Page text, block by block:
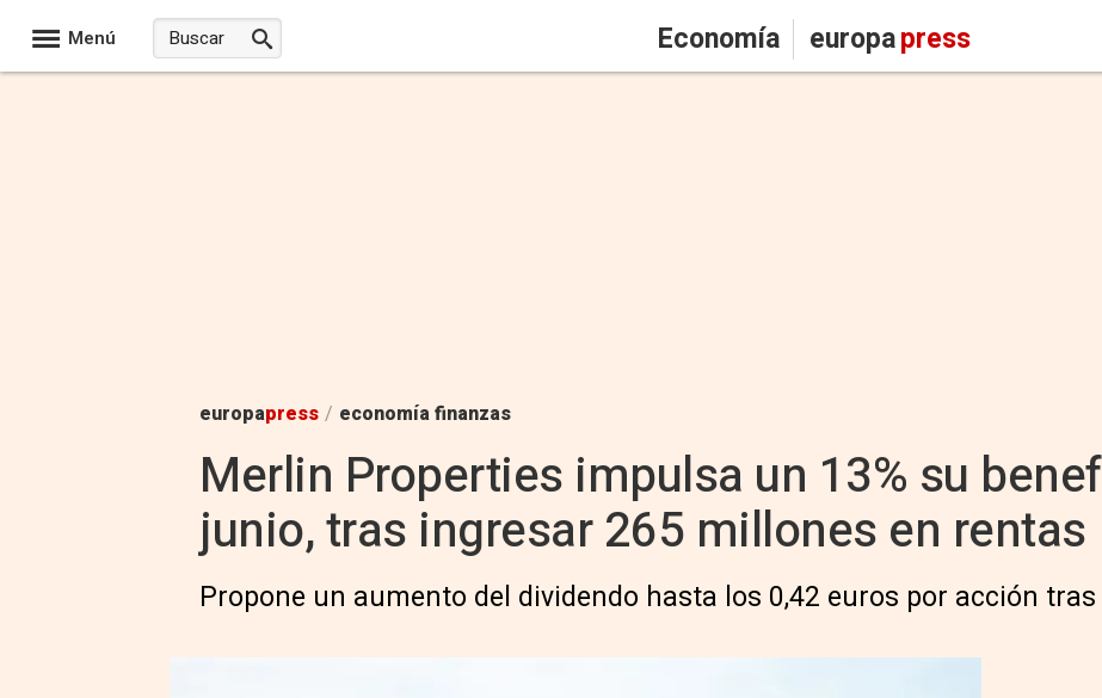
Menú Economía europapress
europapress / economía finanzas
Merlin Properties impulsa un 13% su
junio, tras ingresar 265 millones en rentas
Propone un aumento del dividendo hasta los 0,42 euros por acción